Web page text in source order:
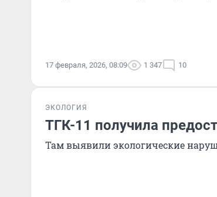
17 февраля, 2026, 08:09 1 347 10
ЭКОЛОГИЯ
ТГК-11 получила
Там выявили экологические